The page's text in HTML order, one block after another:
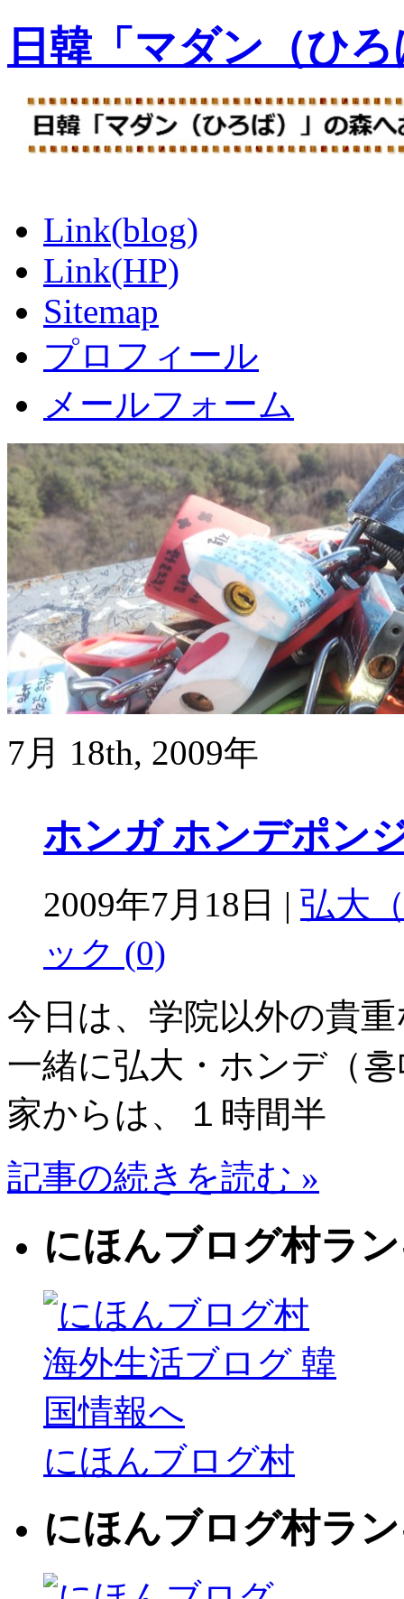
日韓「マダン（ひ
Link(blog)
Link(HP)
Sitemap
プロフィール
メールフォーム
7月 18th, 2009年
ホンガ ホンデポン
2009年7月18日 | 弘大
ック (0)
今日は、学院以外の貴
一緒に弘大・ホンデ（
家からは、１時間半
記事の続きを読む »
にほんブログ村ラ
にほんブログ村
にほんブログ村ラ